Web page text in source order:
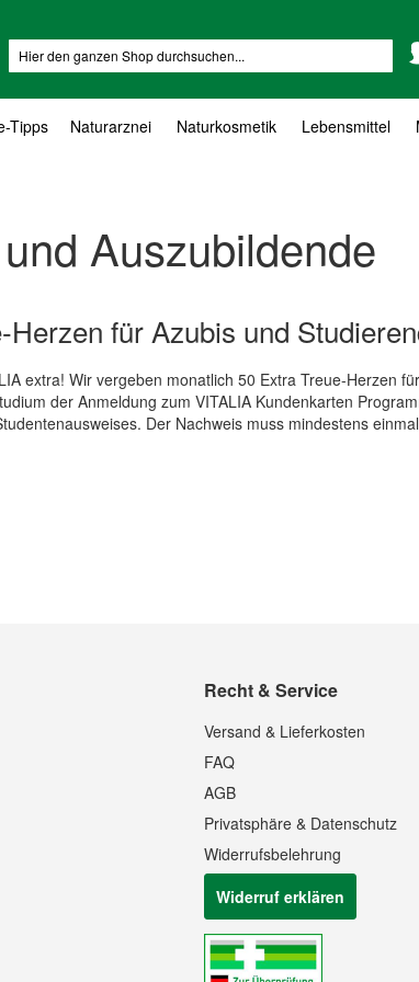
Tipps Naturarznei Naturkosmetik Lebensmittel
Auszubildende
für Azubis und
extra! Wir vergeben monatlich 50 Extra Treue-Herzen
der Anmeldung zum VITALIA Kundenkarten
Der Nachweis muss mindestens
Recht & Service
Versand & Lieferkosten
FAQ
AGB
Privatsphäre & Datenschutz
Widerrufsbelehrung
Widerruf erklären